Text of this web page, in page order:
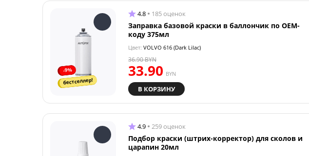
-9%
бестселлер!
4.8 185 оценок
Заправка базовой краски в баллончик по OEM-
коду 375мл
Цвет: VOLVO 616 (Dark Lilac)
33.90 BYN
36.90BYN
В КОРЗИНУ
4.9 259 оценок
Подбор краски (штрих-корректор) для сколов и
царапин 20мл